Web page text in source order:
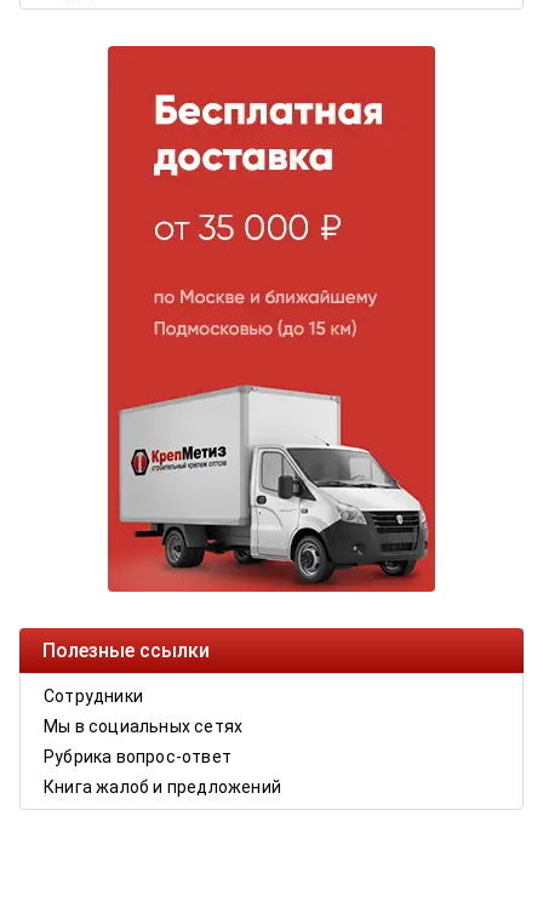
Полезные ссылки
Сотрудники
Мы в социальных сетях
Рубрика вопрос-ответ
Книга жалоб и предложений